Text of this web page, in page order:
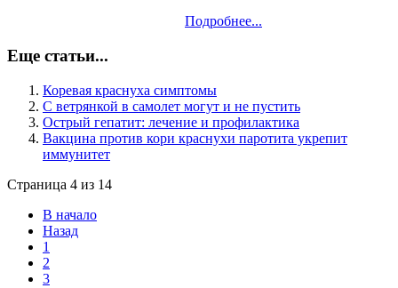
Подробнее...
Еще статьи...
Коревая краснуха симптомы
С ветрянкой в самолет могут и не пустить
Острый гепатит: лечение и профилактика
Вакцина против кори краснухи паротита укрепит
иммунитет
Страница 4 из 14
В начало
Назад
1
2
3